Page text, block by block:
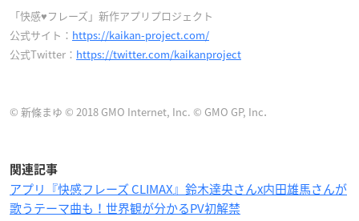
「快感♥フレーズ」新作アプリプロジェクト
公式サイト： https://kaikan-project.com/
公式Twitter： https://twitter.com/kaikanproject
© 新條まゆ © 2018 GMO Internet, Inc. © GMO GP, Inc.
関連記事
アプリ『快感フレーズ CLIMAX』鈴木達央さんx内田雄馬さんが
歌うテーマ曲も！世界観が分かるPV初解禁